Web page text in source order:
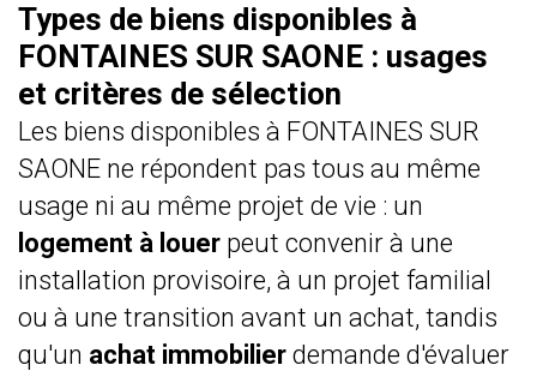
Types de biens disponibles à
FONTAINES SUR SAONE : usages
et critères de sélection
Les biens disponibles à FONTAINES SUR
SAONE ne répondent pas tous au même
usage ni au même projet de vie : un
logement à louer peut convenir à une
installation provisoire, à un projet familial
ou à une transition avant un achat, tandis
qu'un achat immobilier demande d'évaluer